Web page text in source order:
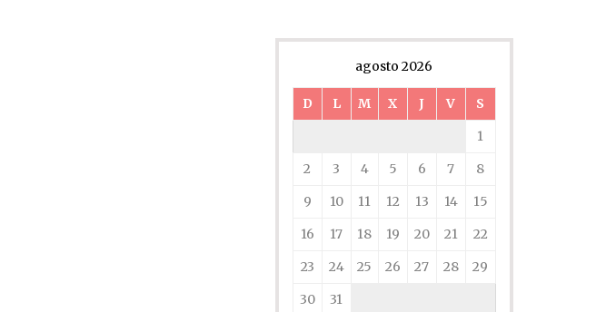
agosto 2026
D L M X J V
S
1
2
3 4 5 6 7
8
9
10 11 12 13 14
15
16
17 18 19 20 21
22
23
24 25 26 27 28
29
30
31